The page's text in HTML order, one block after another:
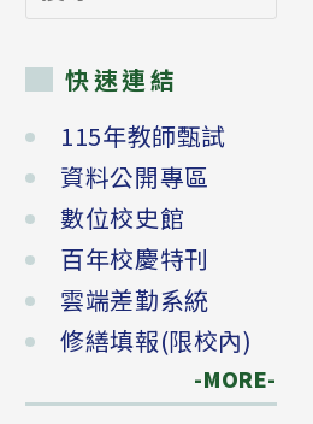
尋
快速連結
115年教師甄試
資料公開專區
數位校史館
百年校慶特刊
雲端差勤系統
修繕填報(限校內)
-MORE-